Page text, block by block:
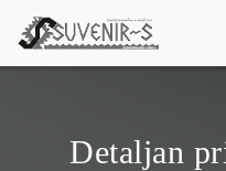
Detaljan